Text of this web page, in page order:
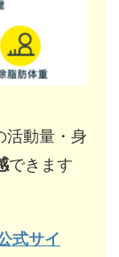
活動量・身
できます
式サイ